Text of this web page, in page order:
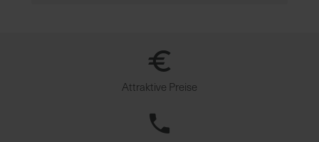
Attraktive Preise